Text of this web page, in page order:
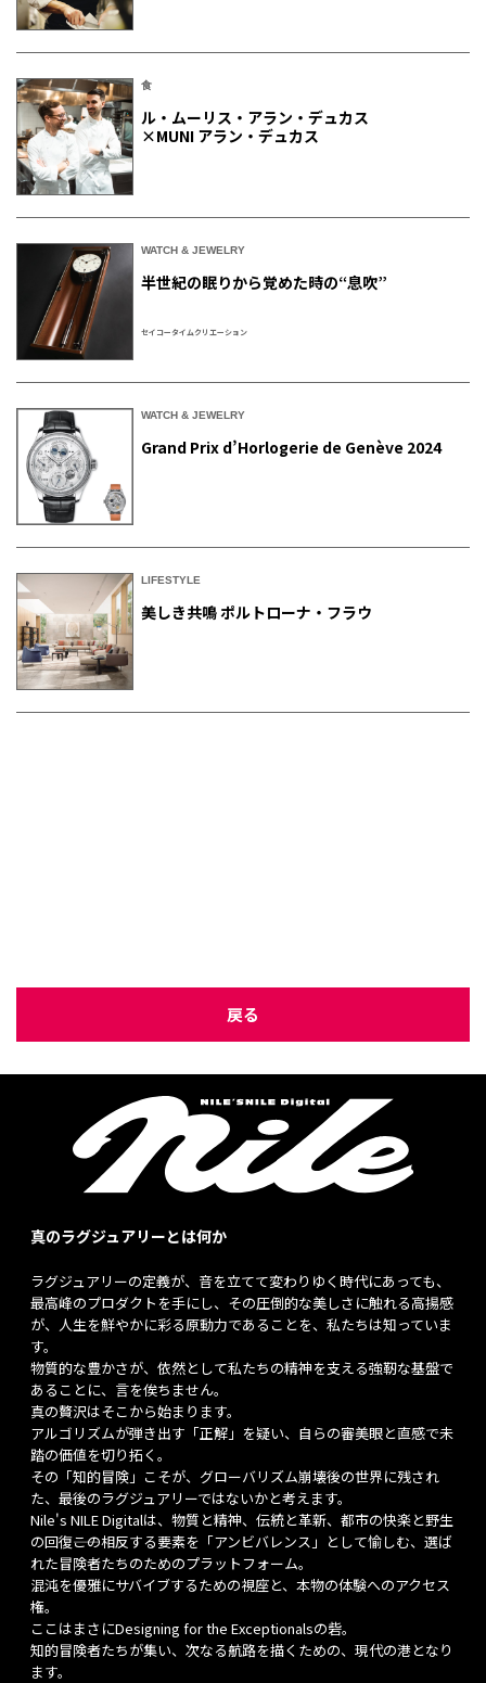
食
ル・ムーリス・アラン・デュカス
×MUNI アラン・デュカス
WATCH & JEWELRY
半世紀の眠りから覚めた時の“息吹”
セイコータイムクリエーション
WATCH & JEWELRY
Grand Prix d’Horlogerie de Genève 2024
LIFESTYLE
美しき共鳴 ポルトローナ・フラウ
戻る
真のラグジュアリーとは何か
ラグジュアリーの定義が、音を立てて変わりゆく時代にあっても、
最高峰のプロダクトを手にし、その圧倒的な美しさに触れる高揚感
が、人生を鮮やかに彩る原動力であることを、私たちは知っていま
す。
物質的な豊かさが、依然として私たちの精神を支える強靭な基盤で
あることに、言を俟ちません。
真の贅沢はそこから始まります。
アルゴリズムが弾き出す「正解」を疑い、自らの審美眼と直感で未
踏の価値を切り拓く。
その「知的冒険」こそが、グローバリズム崩壊後の世界に残され
た、最後のラグジュアリーではないかと考えます。
Nile's NILE Digitalは、物質と精神、伝統と革新、都市の快楽と野生
の回復――この相反する要素を「アンビバレンス」として愉しむ、選ば
れた冒険者たちのためのプラットフォーム。
混沌を優雅にサバイブするための視座と、本物の体験へのアクセス
権。
ここはまさにDesigning for the Exceptionalsの砦。
知的冒険者たちが集い、次なる航路を描くための、現代の港となり
ます。